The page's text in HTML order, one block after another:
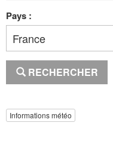
Pays :
RECHERCHER
Informations météo